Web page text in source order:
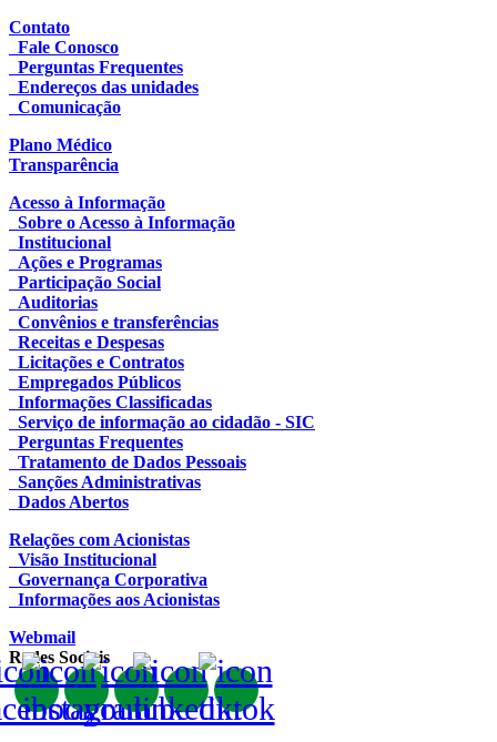
Contato
Fale Conosco
Perguntas Frequentes
Endereços das unidades
Comunicação
Plano Médico
Transparência
Acesso à Informação
Sobre o Acesso à Informação
Institucional
Ações e Programas
Participação Social
Auditorias
Convênios e transferências
Receitas e Despesas
Licitações e Contratos
Empregados Públicos
Informações Classificadas
Serviço de informação ao cidadão - SIC
Perguntas Frequentes
Tratamento de Dados Pessoais
Sanções Administrativas
Dados Abertos
Relações com Acionistas
Visão Institucional
Governança Corporativa
Informações aos Acionistas
Webmail
Redes Sociais